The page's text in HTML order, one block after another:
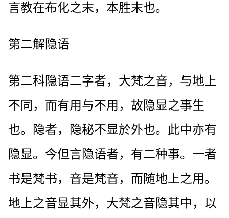
言教在布化之末，本胜末也。
第二解隐语
第二科隐语二字者，大梵之音，与地上
不同，而有用与不用，故隐显之事生
也。隐者，隐秘不显於外也。此中亦有
隐显。今但言隐语者，有二种事。一者
书是梵书，音是梵音，而随地上之用。
地上之音显其外，大梵之音隐其中，以